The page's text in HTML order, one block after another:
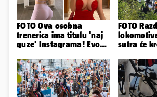
FOTO Ova osobna
trenerica ima titulu 'naj
guze' Instagrama! Evo
satu...
FOTO
sutra će